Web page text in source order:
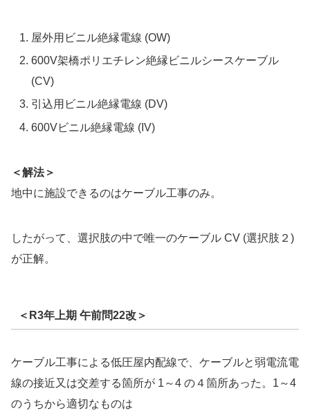
屋外用ビニル絶縁電線 (OW)
600V架橋ポリエチレン絶縁ビニルシースケーブル
(CV)
引込用ビニル絶縁電線 (DV)
600Vビニル絶縁電線 (IV)
＜解法＞
地中に施設できるのはケーブル工事のみ。
したがって、選択肢の中で唯一のケーブル CV (選択肢２)
が正解。
＜R3年上期 午前問22改＞
ケーブル工事による低圧屋内配線で、ケーブルと弱電流電
線の接近又は交差する箇所が 1～4 の４箇所あった。1～4
のうちから適切なものは